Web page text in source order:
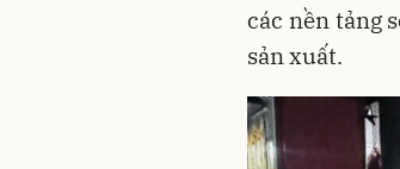
các nền tảng
sản xuất.